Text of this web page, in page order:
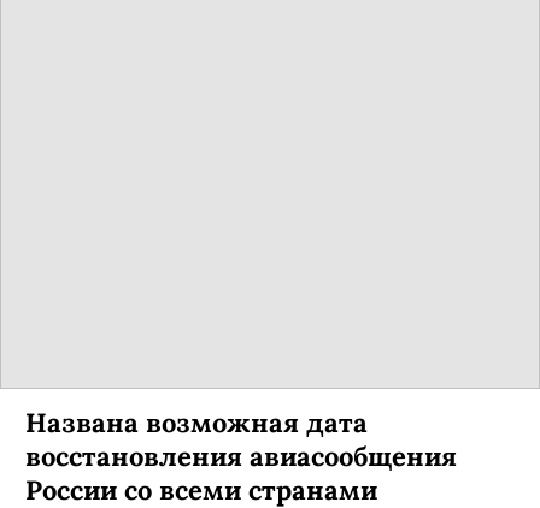
Названа возможная дата
восстановления авиасообщения
России со всеми странами